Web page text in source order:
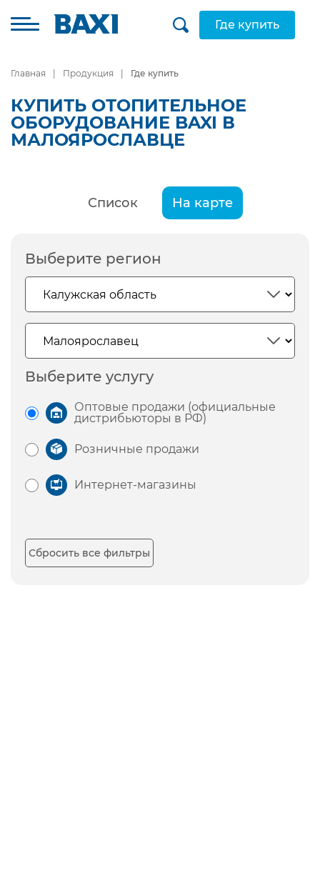
Где купить
Главная Продукция Где купить
КУПИТЬ ОТОПИТЕЛЬНОЕ
ОБОРУДОВАНИЕ BAXI В
МАЛОЯРОСЛАВЦЕ
Список На карте
Выберите регион
Выберите услугу
Оптовые продажи (официальные
дистрибьюторы в РФ)
Розничные продажи
Интернет-магазины
Сбросить все фильтры